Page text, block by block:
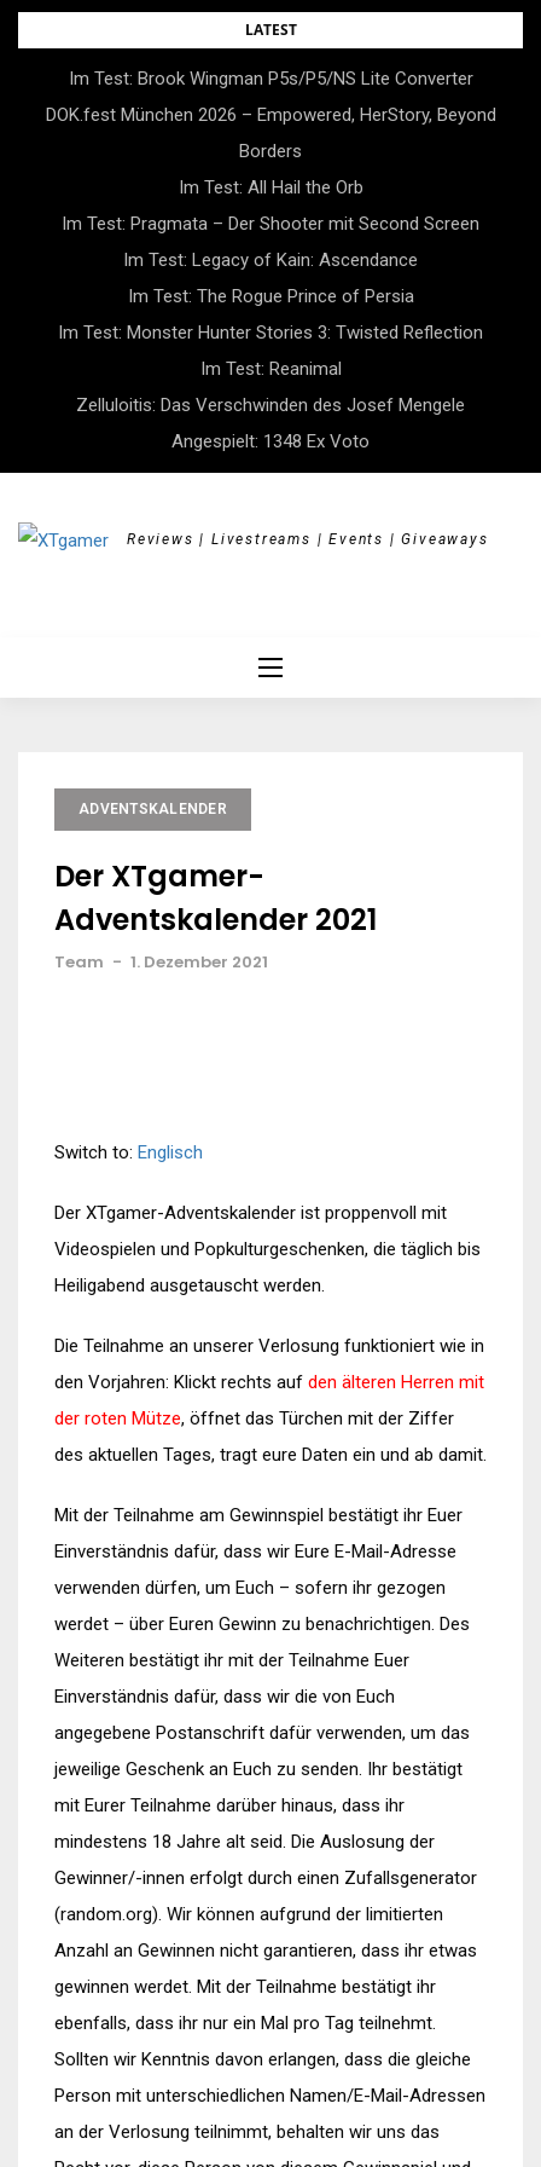
Skip
LATEST
Im Test: Brook Wingman P5s/P5/NS Lite Converter
DOK.fest München 2026 – Empowered, HerStory, Beyond
Borders
Im Test: All Hail the Orb
Im Test: Pragmata – Der Shooter mit Second Screen
Im Test: Legacy of Kain: Ascendance
Im Test: The Rogue Prince of Persia
Im Test: Monster Hunter Stories 3: Twisted Reflection
Im Test: Reanimal
Zelluloitis: Das Verschwinden des Josef Mengele
Angespielt: 1348 Ex Voto
Reviews | Livestreams | Events | Giveaways
ADVENTSKALENDER
Der XTgamer-
Adventskalender 2021
Team - 1. Dezember 2021
Switch to: Englisch
Der XTgamer-Adventskalender ist proppenvoll mit
Videospielen und Popkulturgeschenken, die täglich bis
Heiligabend ausgetauscht werden.
Die Teilnahme an unserer Verlosung funktioniert wie in
den Vorjahren: Klickt rechts auf den älteren Herren mit
der roten Mütze, öffnet das Türchen mit der Ziffer
des aktuellen Tages, tragt eure Daten ein und ab damit.
Mit der Teilnahme am Gewinnspiel bestätigt ihr Euer
Einverständnis dafür, dass wir Eure E-Mail-Adresse
verwenden dürfen, um Euch – sofern ihr gezogen
werdet – über Euren Gewinn zu benachrichtigen. Des
Weiteren bestätigt ihr mit der Teilnahme Euer
Einverständnis dafür, dass wir die von Euch
angegebene Postanschrift dafür verwenden, um das
jeweilige Geschenk an Euch zu senden. Ihr bestätigt
mit Eurer Teilnahme darüber hinaus, dass ihr
mindestens 18 Jahre alt seid. Die Auslosung der
Gewinner/-innen erfolgt durch einen Zufallsgenerator
(random.org). Wir können aufgrund der limitierten
Anzahl an Gewinnen nicht garantieren, dass ihr etwas
gewinnen werdet. Mit der Teilnahme bestätigt ihr
ebenfalls, dass ihr nur ein Mal pro Tag teilnehmt.
Sollten wir Kenntnis davon erlangen, dass die gleiche
Person mit unterschiedlichen Namen/E-Mail-Adressen
an der Verlosung teilnimmt, behalten wir uns das